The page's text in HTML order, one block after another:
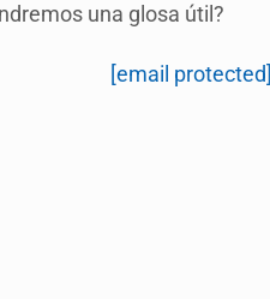
una glosa útil?
[email protected]